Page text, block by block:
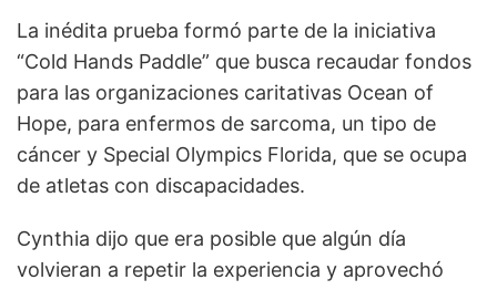
La inédita prueba formó parte de la iniciativa
“Cold Hands Paddle” que busca recaudar fondos
para las organizaciones caritativas Ocean of
Hope, para enfermos de sarcoma, un tipo de
cáncer y Special Olympics Florida, que se ocupa
de atletas con discapacidades.
Cynthia dijo que era posible que algún día
volvieran a repetir la experiencia y aprovechó